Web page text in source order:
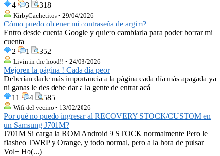
4
3 318
KirbyCachetitos • 29/04/2026
Cómo puedo obtener mi contraseña de argim?
Entro desde cuenta Google y quiero cambiarla para poder borrar mi
cuenta
2
1 352
Livin in the hood!! • 24/03/2026
Mejoren la página ! Cada día peor
Deberían darle más importancia a la página cada día más apagada ya
ni ganas le des debe dar a la gente de entrar acá
11
4 585
Wifi del vecino • 13/02/2026
Por qué no puedo ingresar al RECOVERY STOCK/CUSTOM en
un Samsung J701M?
J701M Si carga la ROM Android 9 STOCK normalmente Pero le
flasheo TWRP y Orange, y todo normal, pero a la hora de pulsar
Vol+ Ho(...)